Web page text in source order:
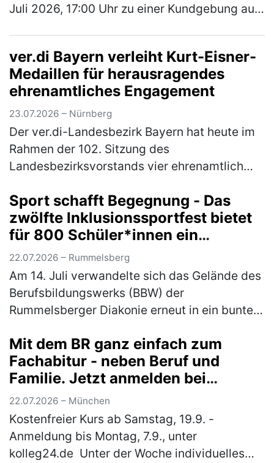
Juli 2026, 17:00 Uhr zu einer Kundgebung auf
ver.di Bayern verleiht Kurt-Eisner-
Medaillen für herausragendes
ehrenamtliches Engagement
23.07.2026 – Nürnberg
Der ver.di-Landesbezirk Bayern hat heute im
Rahmen der 102. Sitzung des
Landesbezirksvorstands vier ehrenamtlich
Medaille ausgezeichnet. Mit der höchsten
Eh…(mehr)
Sport schafft Begegnung - Das
zwölfte Inklusionssportfest bietet
für 800 Schüler*innen ein
vielfältiges Bewegungsangebot
22.07.2026 – Rummelsberg
Am 14. Juli verwandelte sich das Gelände des
Berufsbildungswerks (BBW) der
Rummelsberger Diakonie erneut in ein buntes
verschiedenen Schulen waren der Einlad…
(mehr)
Mit dem BR ganz einfach zum
Fachabitur - neben Beruf und
Familie. Jetzt anmelden bei
"kolleg24"
22.07.2026 – München
Kostenfreier Kurs ab Samstag, 19.9. -
Anmeldung bis Montag, 7.9., unter
kolleg24.de Unter der Woche individuelles